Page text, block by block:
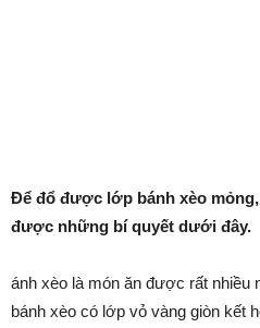
Để đổ được lớp bánh xèo
được những bí quyết dưới đây.
ánh xèo là món ăn được rất
bánh xèo có lớp vỏ vàng giòn kết